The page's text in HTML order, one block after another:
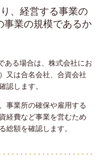
、経営する事業の
業の規模であるか
る場合は、株式会社にお
又は合名会社、合資会社
認します。
業所の確保や雇用する
経費など事業を営むため
総額を確認します。